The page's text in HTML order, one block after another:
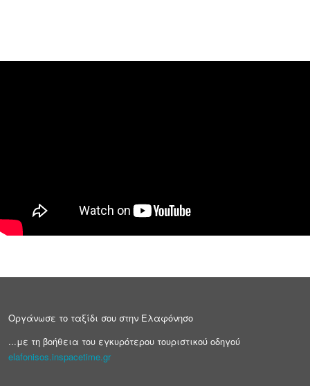
Οργάνωσε το ταξίδι σου στην Ελαφόνησο
...με τη βοήθεια του εγκυρότερου τουριστικού οδηγού
elafonisos.inspacetime.gr